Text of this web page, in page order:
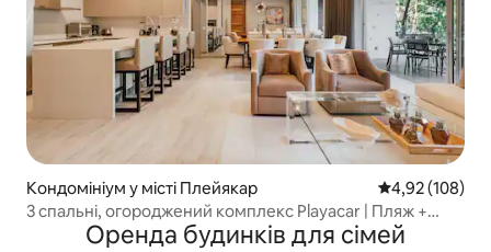
Кондомініум у місті Плейякар Середня
4,92 (108)
3 спальні, огороджений комплекс Playacar | Пляж +
місто | Басейн + тренажерний зал
Оренда будинків для сімей